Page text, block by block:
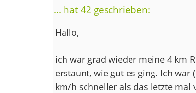
... hat 42 geschrieben:
Hallo,
ich war grad wieder meine 4 km
erstaunt, wie gut es ging. Ich war
km/h schneller als das letzte mal